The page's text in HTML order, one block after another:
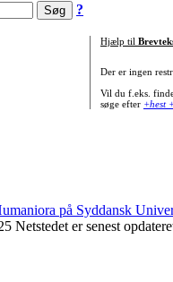
?
Hjælp til
Der er ingen
Vil du f.eks.
søge efter +hest
Netstedet er senest